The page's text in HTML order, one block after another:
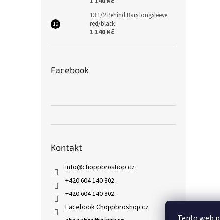
13 1/2 Behind Bars longsleeve
red/black
1 140 Kč
Facebook
Kontakt
info@choppbroshop.cz
+420 604 140 302
+420 604 140 302
Facebook Choppbroshop.cz